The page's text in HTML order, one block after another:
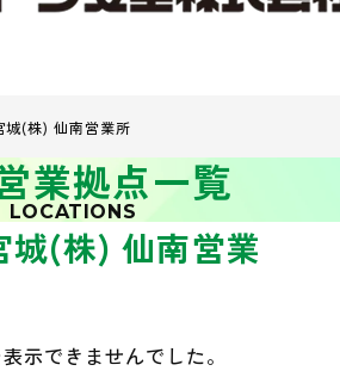
城(株) 仙南営業所
業拠点一覧
LOCATIONS
城(株) 仙南営業
示できませんでした。